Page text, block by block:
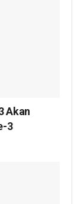
Akan
3